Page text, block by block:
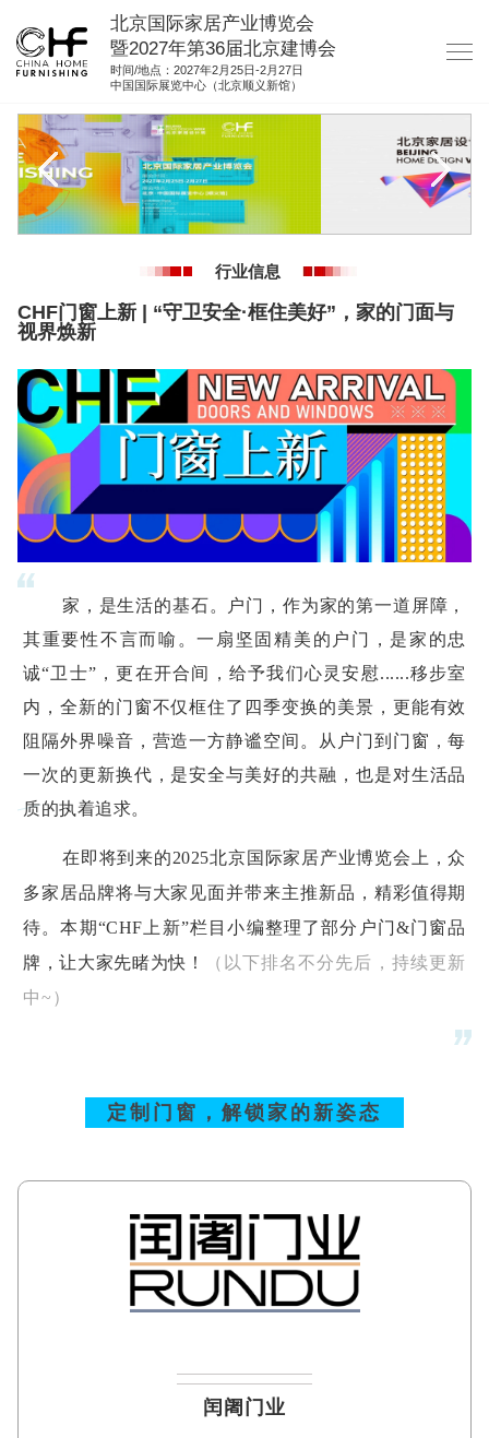
北京国际家居产业博览会
暨2027年第36届北京建博会
时间/地点：2027年2月25日-2月27日
中国国际展览中心（北京顺义新馆）
网站首页
关于我们
展商服务
资料下载
集团展会
参展联络
行业信息
CHF门窗上新 | “守卫安全·框住美好”，家的门面与
视界焕新
家，是生活的基石。户门，作为家的第一道屏障，
其重要性不言而喻。一扇坚固精美的户门，是家的忠
诚“卫士”，更在开合间，给予我们心灵安慰......移步室
内，全新的门窗不仅框住了四季变换的美景，更能有效
阻隔外界噪音，营造一方静谧空间。从户门到门窗，每
一次的更新换代，是安全与美好的共融，也是对生活品
质的执着追求。
在即将到来的2025北京国际家居产业博览会上，众
多家居品牌将与大家见面并带来主推新品，精彩值得期
待。本期“CHF上新”栏目小编整理了部分户门&门窗品
牌，让大家先睹为快！
（以下排名不分先后，持续更新
中~）
定制门窗，解锁家的新姿态
闰阇门业